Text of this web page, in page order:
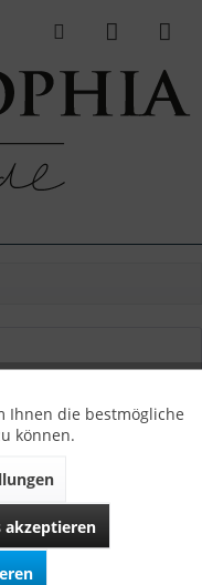
in Bayern
Naht verbirgt sich
Ihnen die bestmögliche
können.
akzeptieren